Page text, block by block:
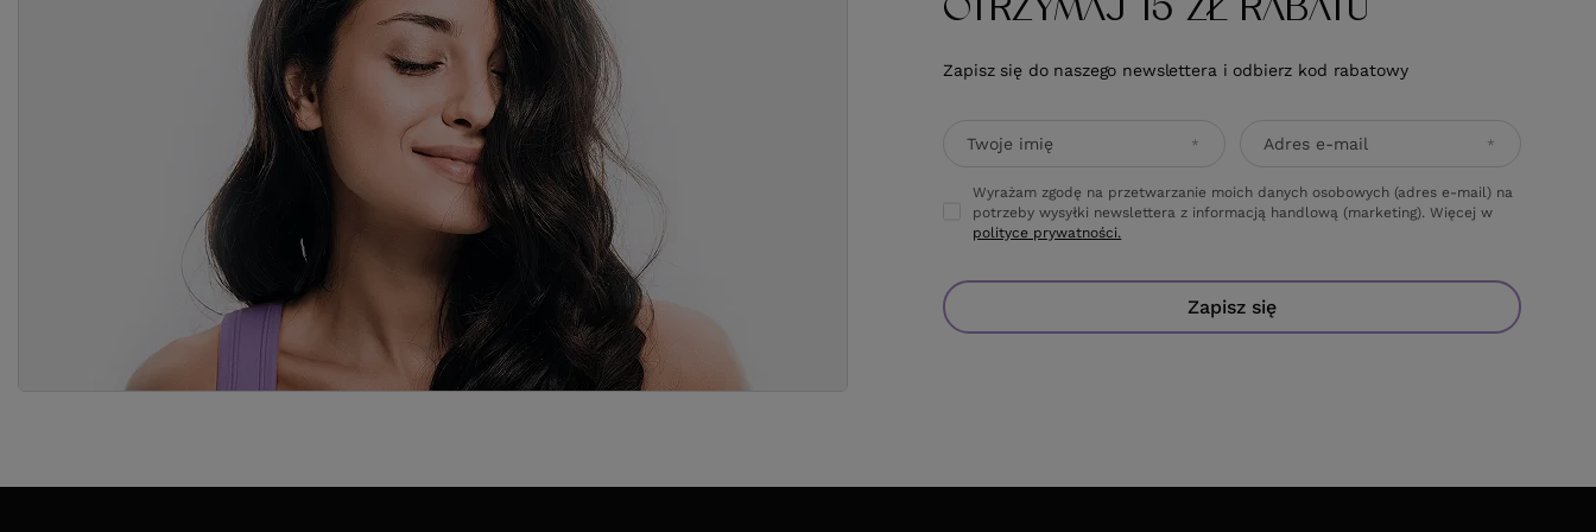
Zapisz się do naszego newslettera i odbierz kod rabatowy
Twoje imię Adres e-mail
Wyrażam zgodę na przetwarzanie moich danych osobowych (adres e-mail) na
potrzeby wysyłki newslettera z informacją handlową (marketing). Więcej w
polityce prywatności.
Zapisz się